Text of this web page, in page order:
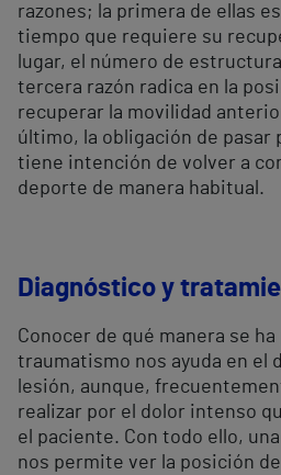
razones; la primera de ellas
tiempo que requiere su
lugar, el número de
tercera razón radica en la
recuperar la movilidad
último, la obligación de pasar
tiene intención de volver a
deporte de manera habitual.
Diagnóstico y
Conocer de qué manera se ha
traumatismo nos ayuda en el
lesión, aunque,
realizar por el dolor intenso
el paciente. Con todo ello,
nos permite ver la posición